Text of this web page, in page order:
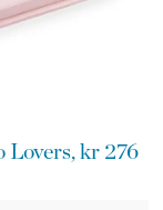
Lovers, kr 276